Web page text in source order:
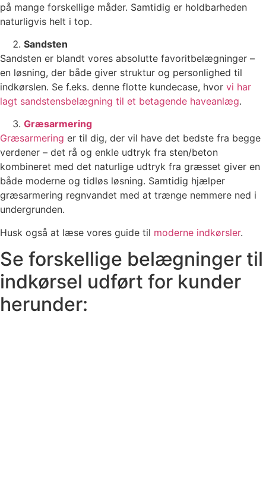
på mange forskellige måder. Samtidig er holdbarheden
naturligvis helt i top.
Sandsten
Sandsten er blandt vores absolutte favoritbelægninger –
en løsning, der både giver struktur og personlighed til
indkørslen. Se f.eks. denne flotte kundecase, hvor vi har
lagt sandstensbelægning til et betagende haveanlæg.
Græsarmering
Græsarmering er til dig, der vil have det bedste fra begge
verdener – det rå og enkle udtryk fra sten/beton
kombineret med det naturlige udtryk fra græsset giver en
både moderne og tidløs løsning. Samtidig hjælper
græsarmering regnvandet med at trænge nemmere ned i
undergrunden.
Husk også at læse vores guide til moderne indkørsler.
Se forskellige belægninger til
indkørsel udført for kunder
herunder: